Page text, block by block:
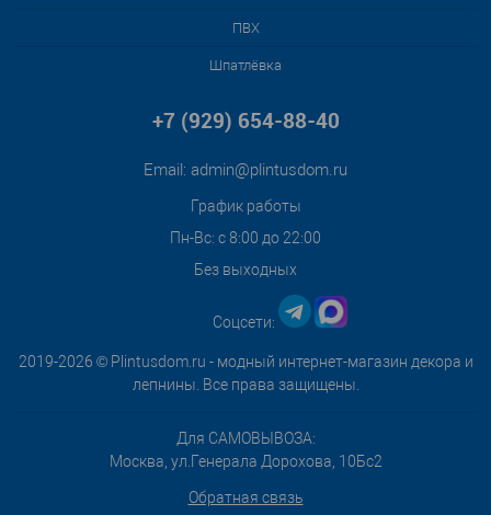
ПВХ
Шпатлёвка
2019-2026 © Plintusdom.ru - модный интернет-магазин декора и
лепнины. Все права защищены.
Для САМОВЫВОЗА:
Москва, ул.Генерала Дорохова, 10Бс2
Обратная связь
+7 (929) 654-88-40
Email: admin@plintusdom.ru
График работы
Пн-Вс: с 8:00 до 22:00
Без выходных
Соцсети: